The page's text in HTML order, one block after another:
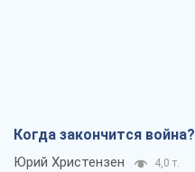
Когда закончится война?
Юрий Христензен 4,0 т.